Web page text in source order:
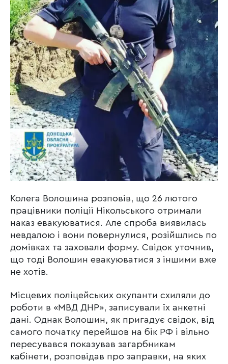
Колега Волошина розповів, що 26 лютого
працівники поліції Нікольського отримали
наказ евакуюватися. Але спроба виявилась
невдалою і вони повернулися, розійшлись по
домівках та заховали форму. Свідок уточнив,
що тоді Волошин евакуюватися з іншими вже
не хотів.
Місцевих поліцейських окупанти схиляли до
роботи в «МВД ДНР», записували їх анкетні
дані. Однак Волошин, як пригадує свідок, від
самого початку перейшов на бік РФ і вільно
пересувався показував загарбникам
кабінети, розповідав про заправки, на яких